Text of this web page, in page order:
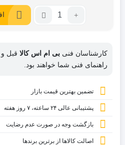
بود.
تعداد:
فوتال
کارشناسان فنی بی ام اس کالا قبل
راهنمای فنی شما خواهند بود.
تضمین بهترین قیمت بازار
پشتیبانی عالی ۲۴ ساعته، ۷ روز هفته
بازگشت وجه در صورت عدم رضایت
اصالت کالاها از برترین برندها